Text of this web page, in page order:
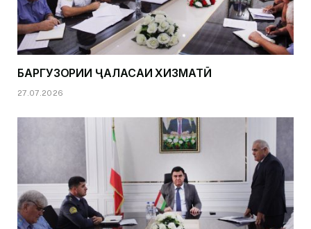
БАРГУЗОРИИ ҶАЛАСАИ ХИЗМАТӢ
27.07.2026